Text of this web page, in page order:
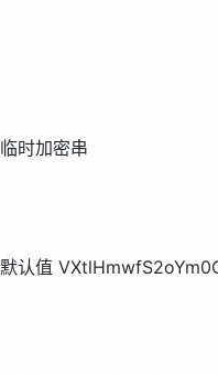
时加密串
认值